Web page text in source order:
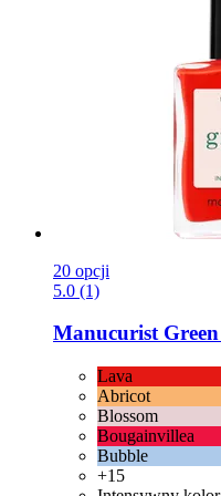
20 opcji
5.0 (1)
Manucurist
Lava
Abricot
Blossom
Bougainvillea
Bubble
+15